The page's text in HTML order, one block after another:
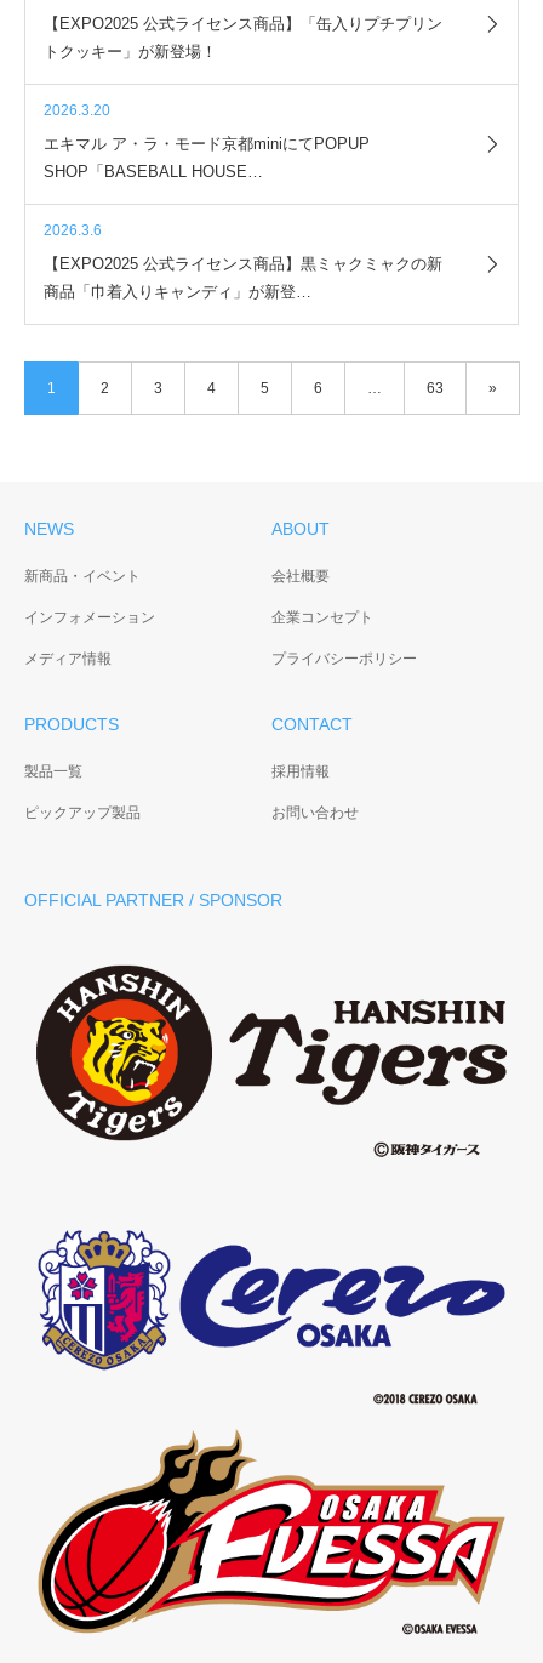
【EXPO2025 公式ライセンス商品】「缶入りプチプリン
トクッキー」が新登場！
2026.3.20
エキマル ア・ラ・モード京都miniにてPOPUP
SHOP「BASEBALL HOUSE…
2026.3.6
【EXPO2025 公式ライセンス商品】黒ミャクミャクの新
商品「巾着入りキャンディ」が新登…
1 2 3 4 5 6 … 63 »
NEWS
新商品・イベント
インフォメーション
メディア情報
ABOUT
会社概要
企業コンセプト
プライバシーポリシー
PRODUCTS
製品一覧
ピックアップ製品
CONTACT
採用情報
お問い合わせ
OFFICIAL PARTNER / SPONSOR